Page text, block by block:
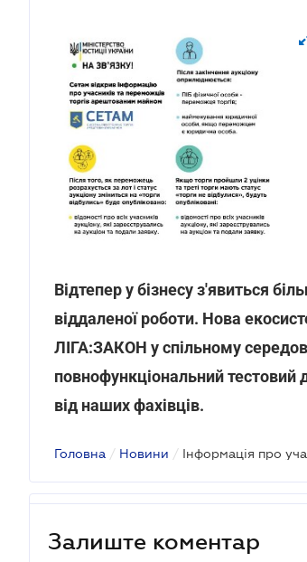
Відтепер у бізнесу з'явиться
віддаленої роботи. Нова
ЛІГА:ЗАКОН у спільному
повнофункціональний тестовий
від наших фахівців.
Головна / Новини /
Залиште коментар